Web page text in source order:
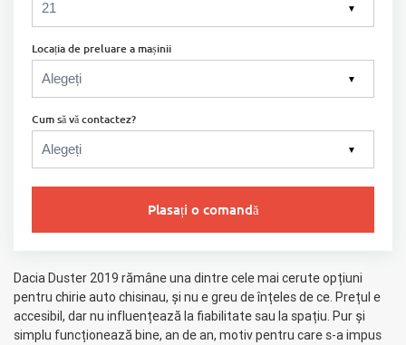
▼
Locația de preluare a mașinii
▼
Cum să vă contactez?
▼
Plasați o comandă
Dacia Duster 2019 rămâne una dintre cele mai cerute opțiuni
pentru chirie auto chisinau, și nu e greu de înțeles de ce. Prețul e
accesibil, dar nu influențează la fiabilitate sau la spațiu. Pur și
simplu funcționează bine, an de an, motiv pentru care s-a impus